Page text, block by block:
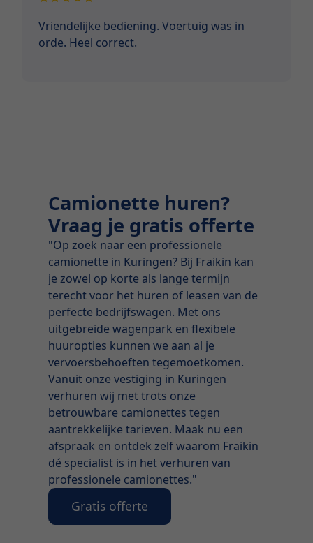
Vriendelijke bediening. Voertuig was in
orde. Heel correct.
Camionette huren?
Vraag je gratis offerte
"Op zoek naar een professionele
camionette in Kuringen? Bij Fraikin kan
je zowel op korte als lange termijn
terecht voor het huren of leasen van de
perfecte bedrijfswagen. Met ons
uitgebreide wagenpark en flexibele
huuropties kunnen we aan al je
vervoersbehoeften tegemoetkomen.
Vanuit onze vestiging in Kuringen
verhuren wij met trots onze
betrouwbare camionettes tegen
aantrekkelijke tarieven. Maak nu een
afspraak en ontdek zelf waarom Fraikin
dé specialist is in het verhuren van
professionele camionettes."
Gratis offerte